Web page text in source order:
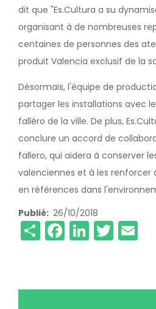
dit que "Es.Cultura a su
organisant à de nombreuses
centaines de personnes des
produit Valencia exclusif de la
Désormais, l'équipe de
partager les installations avec
falléro de la ville. De plus,
conclure un accord de
fallero, qui aidera à conserver
valenciennes et à les renforcer
en références dans
Publié 26/10/2018
ShareFacebook
LinkedIn